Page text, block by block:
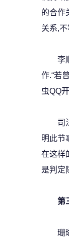
的合作
关系,
李顺
作.“若
虫QQ
司法
明此节
在这样
是判定
第三
珊瑚